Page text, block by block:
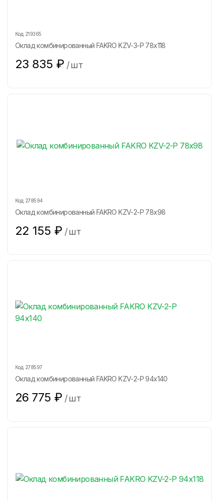
Код: 219365
Оклад комбинированный FAKRO KZV-3-P 78х118
23 835 ₽ /шт
Код: 278594
Оклад комбинированный FAKRO KZV-2-P 78х98
22 155 ₽ /шт
Код: 278597
Оклад комбинированный FAKRO KZV-2-P 94х140
26 775 ₽ /шт